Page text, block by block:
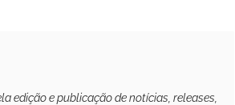
edição e publicação de notícias, releases,